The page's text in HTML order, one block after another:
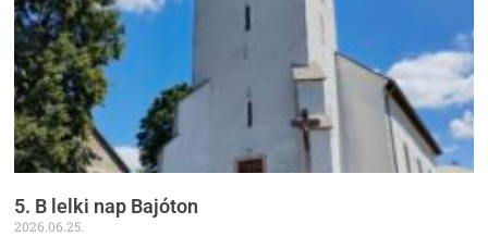
5. B lelki nap Bajóton
2026.06.25.